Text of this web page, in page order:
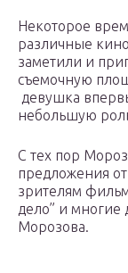
Некоторое
различные
заметили и
съемочную
девушка
небольшую
С тех пор
предложения
зрителям
дело” и многие
Морозова.